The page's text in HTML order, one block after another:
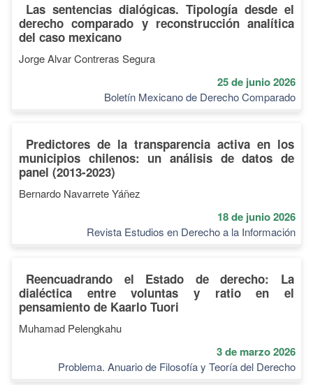
Las sentencias dialógicas. Tipología desde el
derecho comparado y reconstrucción analítica
del caso mexicano
Jorge Alvar Contreras Segura
25 de junio 2026
Boletín Mexicano de Derecho Comparado
Predictores de la transparencia activa en los
municipios chilenos: un análisis de datos de
panel (2013-2023)
Bernardo Navarrete Yáñez
18 de junio 2026
Revista Estudios en Derecho a la Información
Reencuadrando el Estado de derecho: La
dialéctica entre voluntas y ratio en el
pensamiento de Kaarlo Tuori
Muhamad Pelengkahu
3 de marzo 2026
Problema. Anuario de Filosofía y Teoría del Derecho